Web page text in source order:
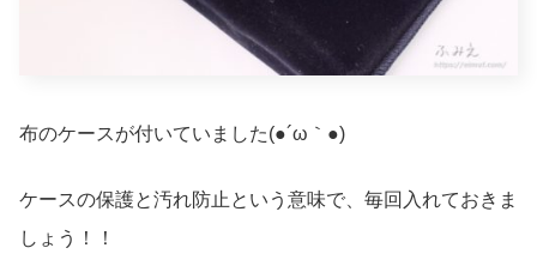
布のケースが付いていました(●´ω｀●)
ケースの保護と汚れ防止という意味で、毎回入れておきま
しょう！！